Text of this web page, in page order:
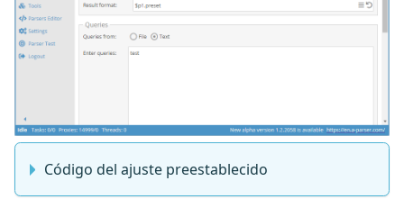
Código del ajuste preestablecido